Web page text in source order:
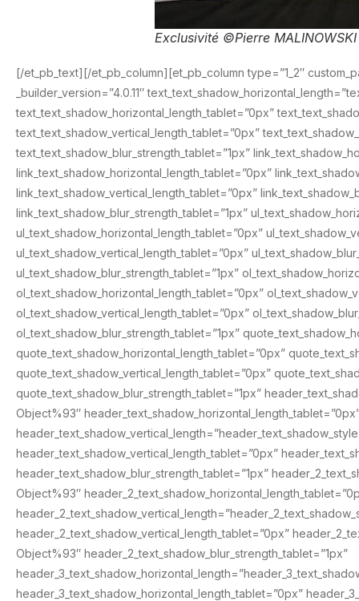
Exclusivité ©Pierre
[/et_pb_text][/et_pb_column][et_pb_column type=”1_2″
_builder_version=”4.0.11″
text_text_shadow_horizontal_length_tablet=”0px”
text_text_shadow_vertical_length_tablet=”0px”
text_text_shadow_blur_strength_tablet=”1px”
link_text_shadow_horizontal_length_tablet=”0px”
link_text_shadow_vertical_length_tablet=”0px”
link_text_shadow_blur_strength_tablet=”1px”
ul_text_shadow_horizontal_length_tablet=”0px”
ul_text_shadow_vertical_length_tablet=”0px”
ul_text_shadow_blur_strength_tablet=”1px”
ol_text_shadow_horizontal_length_tablet=”0px”
ol_text_shadow_vertical_length_tablet=”0px”
ol_text_shadow_blur_strength_tablet=”1px”
quote_text_shadow_horizontal_length_tablet=”0px”
quote_text_shadow_vertical_length_tablet=”0px”
quote_text_shadow_blur_strength_tablet=”1px”
Object%93″
header_text_shadow_vertical_length_tablet=”0px”
header_text_shadow_blur_strength_tablet=”1px”
Object%93″
header_2_text_shadow_vertical_length_tablet=”0px”
Object%93″ header_2_text_shadow_blur_strength_tablet=”1px”
header_3_text_shadow_horizontal_length_tablet=”0px”